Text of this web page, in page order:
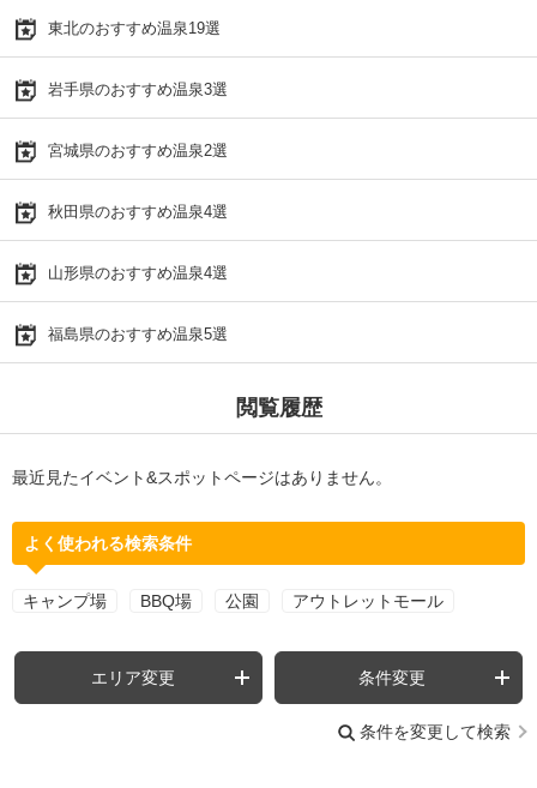
東北のおすすめ温泉19選
岩手県のおすすめ温泉3選
宮城県のおすすめ温泉2選
秋田県のおすすめ温泉4選
山形県のおすすめ温泉4選
福島県のおすすめ温泉5選
閲覧履歴
最近見たイベント&スポットページはありません。
よく使われる検索条件
キャンプ場 BBQ場 公園 アウトレットモール
エリア変更 条件変更
条件を変更して検索